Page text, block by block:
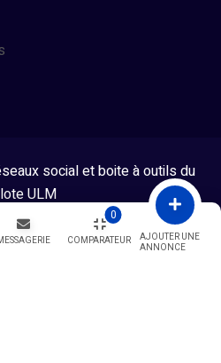
COMPARATEUR
0
AJOUTER UNE
ANNONCE
social et boite à outils du
ULM
- Developpé par GG Team